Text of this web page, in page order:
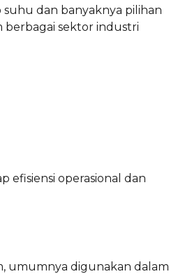
dan banyaknya pilihan
sektor industri
operasional dan
umumnya digunakan dalam